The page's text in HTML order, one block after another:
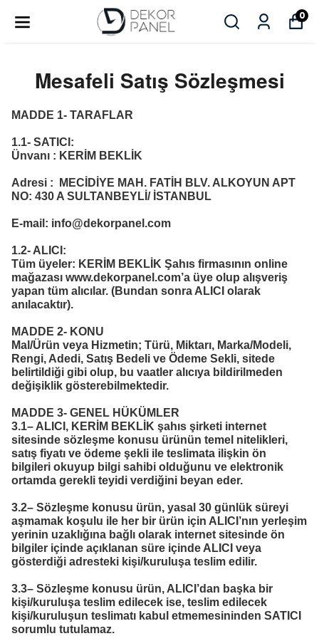
0
Mesafeli Satış Sözleşmesi
MADDE 1- TARAFLAR
1.1- SATICI:
Ünvanı : KERİM BEKLİK
Adresi : MECİDİYE MAH. FATİH BLV. ALKOYUN APT
NO: 430 A SULTANBEYLİ/ İSTANBUL
E-mail: info@dekorpanel.com
1.2- ALICI:
Tüm üyeler: KERİM BEKLİK Şahıs firmasının online
mağazası www.dekorpanel.com’a üye olup alışveriş
yapan tüm alıcılar. (Bundan sonra ALICI olarak
anılacaktır).
MADDE 2- KONU
Mal/Ürün veya Hizmetin; Türü, Miktarı, Marka/Modeli,
Rengi, Adedi, Satış Bedeli ve Ödeme Sekli, sitede
belirtildiği gibi olup, bu vaatler alıcıya bildirilmeden
değişiklik gösterebilmektedir.
MADDE 3- GENEL HÜKÜMLER
3.1– ALICI, KERİM BEKLİK şahıs şirketi internet
sitesinde sözleşme konusu ürünün temel nitelikleri,
satış fiyatı ve ödeme şekli ile teslimata ilişkin ön
bilgileri okuyup bilgi sahibi olduğunu ve elektronik
ortamda gerekli teyidi verdiğini beyan eder.
3.2– Sözleşme konusu ürün, yasal 30 günlük süreyi
aşmamak koşulu ile her bir ürün için ALICI’nın yerleşim
yerinin uzaklığına bağlı olarak internet sitesinde ön
bilgiler içinde açıklanan süre içinde ALICI veya
gösterdiği adresteki kişi/kuruluşa teslim edilir.
3.3– Sözleşme konusu ürün, ALICI’dan başka bir
kişi/kuruluşa teslim edilecek ise, teslim edilecek
kişi/kuruluşun teslimatı kabul etmemesininden SATICI
sorumlu tutulamaz.